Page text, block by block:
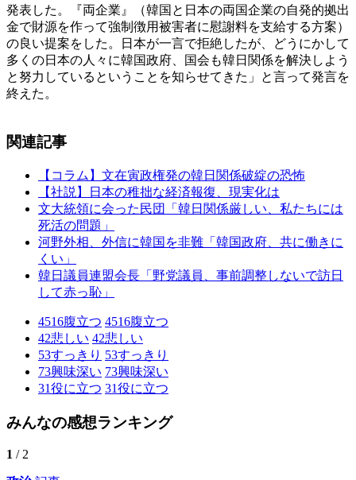
発表した。『両企業』（韓国と日本の両国企業の自発的拠出
金で財源を作って強制徴用被害者に慰謝料を支給する方案）
の良い提案をした。日本が一言で拒絶したが、どうにかして
多くの日本の人々に韓国政府、国会も韓日関係を解決しよう
と努力しているということを知らせてきた」と言って発言を
終えた。
関連記事
【コラム】文在寅政権発の韓日関係破綻の恐怖
【社説】日本の稚拙な経済報復、現実化は
文大統領に会った民団「韓日関係厳しい、私たちには
死活の問題」
河野外相、外信に韓国を非難「韓国政府、共に働きに
くい」
韓日議員連盟会長「野党議員、事前調整しないで訪日
して赤っ恥」
4516腹立つ 4516腹立つ
42悲しい 42悲しい
53すっきり 53すっきり
73興味深い 73興味深い
31役に立つ 31役に立つ
みんなの感想ランキング
1 / 2